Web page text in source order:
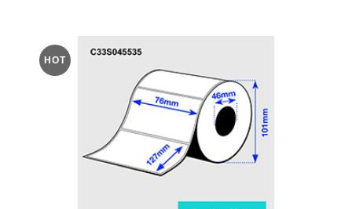
HOT